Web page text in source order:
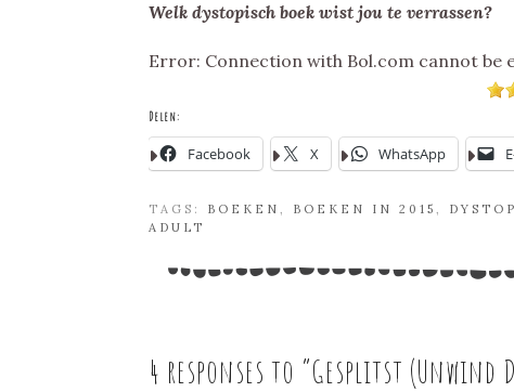
Welk dystopisch boek wist jou te verrassen?
Error: Connection with Bol.com cannot be
Delen:
Facebook X WhatsApp
TAGS: BOEKEN , BOEKEN IN 2015 ,
ADULT
4 responses to “Gesplitst (Unwind